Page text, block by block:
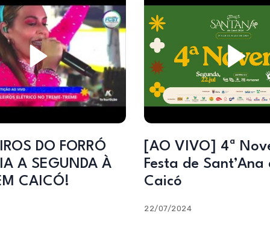
DO FORRÓ
A SEGUNDA À
CAICÓ!
[AO VIVO] 4ª
Festa de Sant’Ana
Caicó
22/07/2024